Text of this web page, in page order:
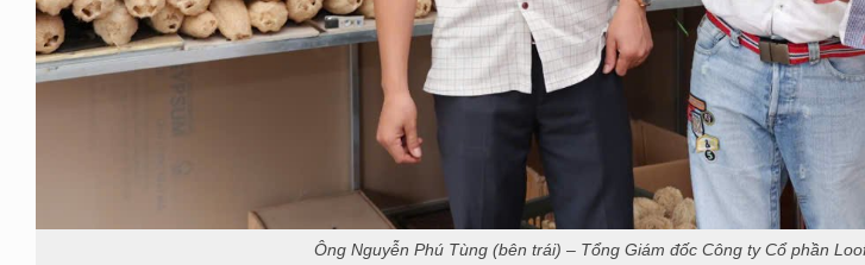
Ông Nguyễn Phú Tùng (bên trái) – Tổng Giám đốc Công ty Cổ phần